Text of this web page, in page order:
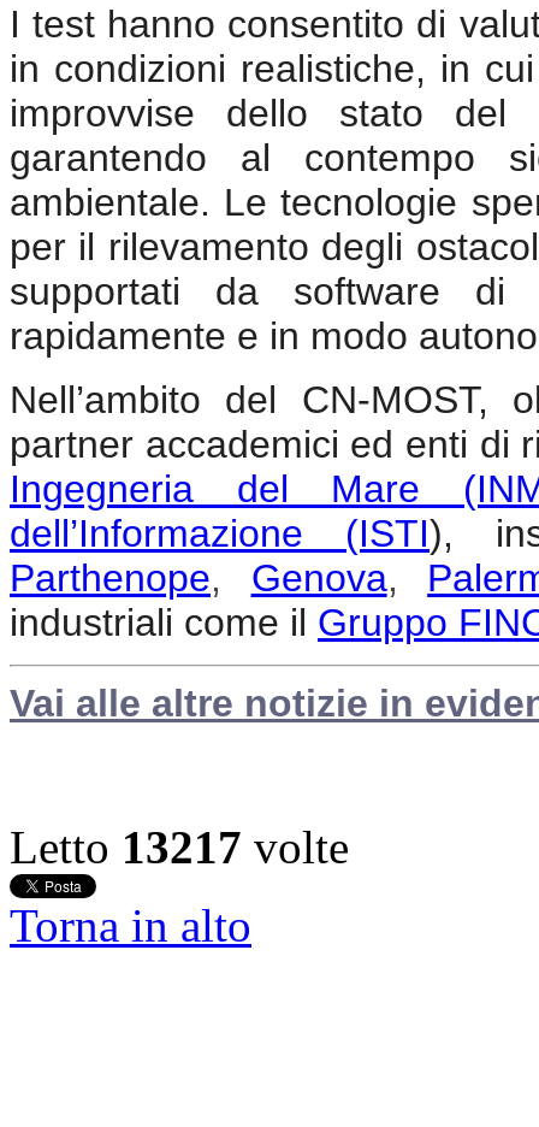
I test hanno consentito di
in condizioni realistiche, in
improvvise dello stato del
garantendo al contempo
ambientale. Le tecnologie
per il rilevamento degli
supportati da software
rapidamente e in modo
Nell’ambito del CN-MOST,
partner accademici ed enti di
Ingegneria del Mare
dell’Informazione (ISTI),
Parthenope, Genova,
industriali come il Gruppo
Vai alle altre notizie in
Letto 13217 volte
Torna in alto